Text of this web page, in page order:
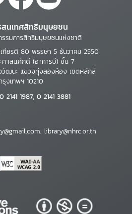
นเทศสิทธิมนุษยชน
รมการสิทธิมนุษยชนแห่งชาติ
เกียรติ 80 พรรษา 5 ธันวาคม 2550
ศาสนภักดี (อาคารบี) ชั้น 7
ฒนะ แขวงทุ่งสองห้อง เขตหลักสี่
รุงเทพฯ 10210
2141 1987, 0 2141 3881
library@nhrc.or.th